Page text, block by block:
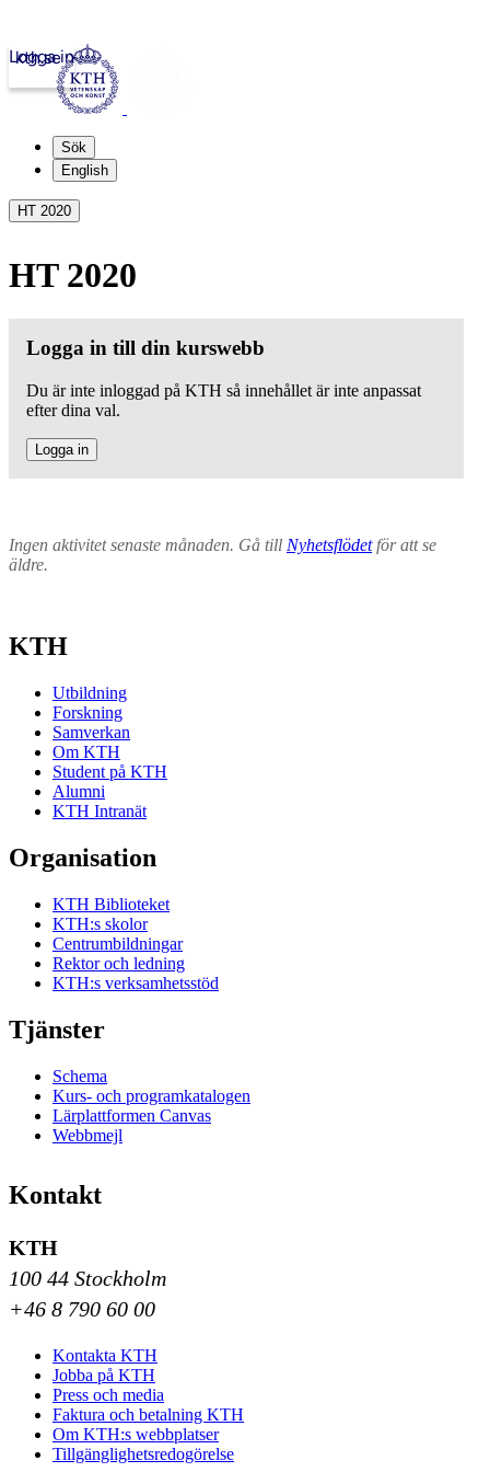
kth.se
Logga in
Sök
English
HT 2020
HT 2020
Logga in till din kurswebb
Du är inte inloggad på KTH så innehållet är inte anpassat
efter dina val.
Logga in
Ingen aktivitet senaste månaden. Gå till Nyhetsflödetför att se
äldre.
KTH
Utbildning
Forskning
Samverkan
Om KTH
Student på KTH
Alumni
KTH Intranät
Organisation
KTH Biblioteket
KTH:s skolor
Centrumbildningar
Rektor och ledning
KTH:s verksamhetsstöd
Tjänster
Schema
Kurs- och programkatalogen
Lärplattformen Canvas
Webbmejl
Kontakt
KTH
100 44 Stockholm
+46 8 790 60 00
Kontakta KTH
Jobba på KTH
Press och media
Faktura och betalning KTH
Om KTH:s webbplatser
Tillgänglighetsredogörelse